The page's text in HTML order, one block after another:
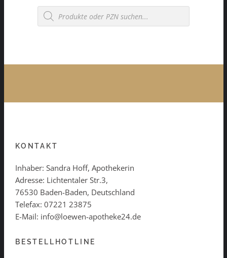
Products
search
KONTAKT
Inhaber: Sandra Hoff, Apothekerin
Adresse: Lichtentaler Str.3,
76530 Baden-Baden, Deutschland
Telefax: 07221 23875
E-Mail: info@loewen-apotheke24.de
BESTELLHOTLINE